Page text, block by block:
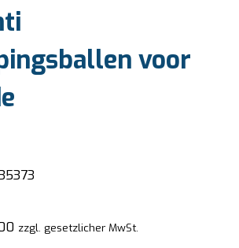
voor
zzgl. gesetzlicher MwSt.